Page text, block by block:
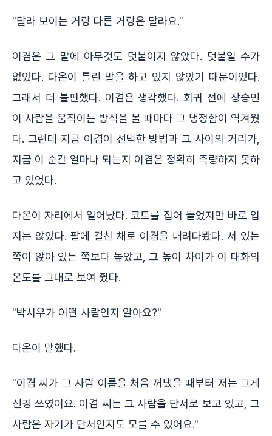
"달라 보이는 거랑 다른 거랑은 달라요."
이겸은 그 말에 아무것도 덧붙이지 않았다. 덧붙일 수가
없었다. 다온이 틀린 말을 하고 있지 않았기 때문이었다.
그래서 더 불편했다. 이겸은 생각했다. 회귀 전에 장승민
이 사람을 움직이는 방식을 볼 때마다 그 냉정함이 역겨웠
다. 그런데 지금 이겸이 선택한 방법과 그 사이의 거리가,
지금 이 순간 얼마나 되는지 이겸은 정확히 측량하지 못하
고 있었다.
다온이 자리에서 일어났다. 코트를 집어 들었지만 바로 입
지는 않았다. 팔에 걸친 채로 이겸을 내려다봤다. 서 있는
쪽이 앉아 있는 쪽보다 높았고, 그 높이 차이가 이 대화의
온도를 그대로 보여 줬다.
"박시우가 어떤 사람인지 알아요?"
다온이 말했다.
"이겸 씨가 그 사람 이름을 처음 꺼냈을 때부터 저는 그게
신경 쓰였어요. 이겸 씨는 그 사람을 단서로 보고 있고, 그
사람은 자기가 단서인지도 모를 수 있어요."